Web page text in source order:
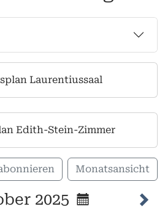
Laurentiussaal
Edith-Stein-Zimmer
Monatsansicht
2025